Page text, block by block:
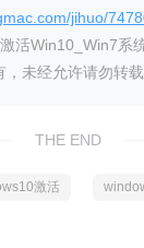
jihuo/
活Win10_Win7系
未经允许请勿转载
THE END
激活